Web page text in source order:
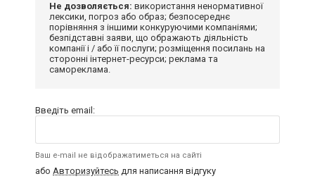
Не дозволяється: використання ненормативної
лексики, погроз або образ; безпосереднє
порівняння з іншими конкуруючими компаніями;
безпідставні заяви, що ображають діяльність
компанії і / або її послуги; розміщення посилань на
сторонні інтернет-ресурси; реклама та
самореклама.
Введіть email:
Ваш e-mail не відображатиметься на сайті
або Авторизуйтесь для написання відгуку